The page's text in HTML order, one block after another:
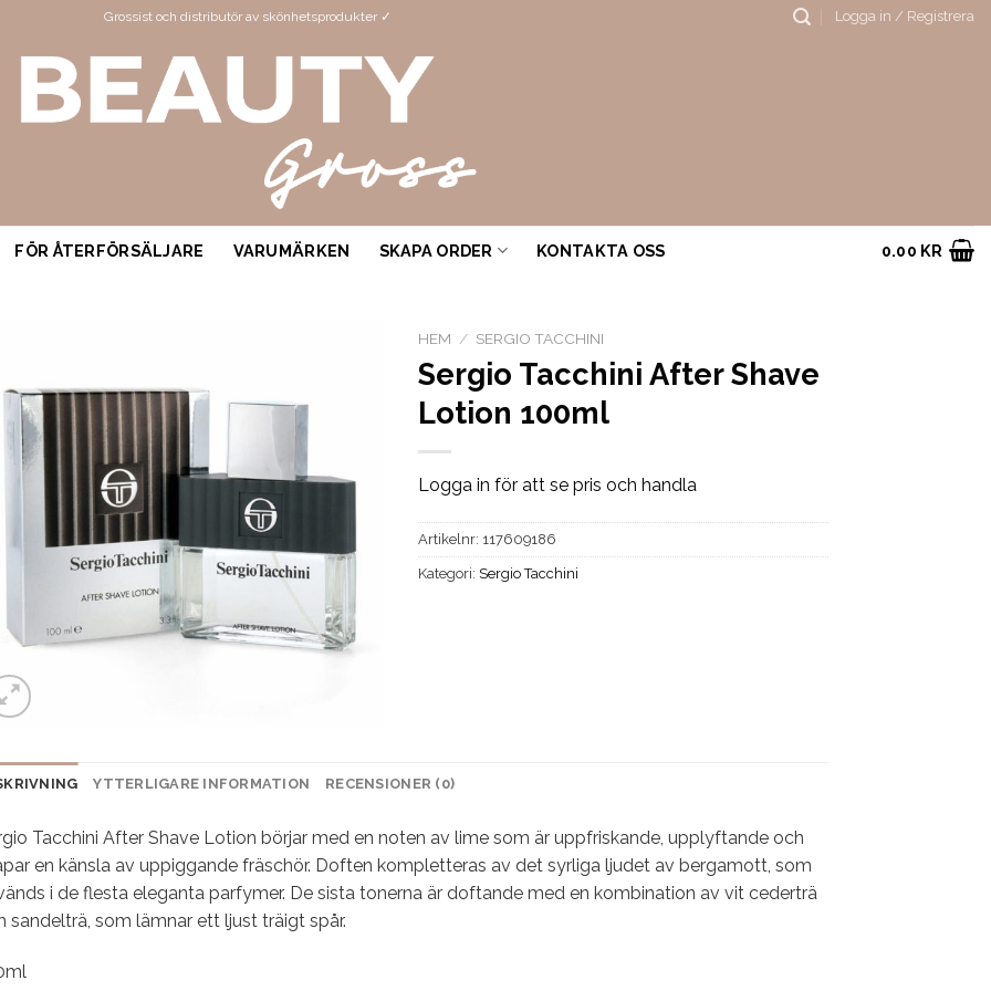
Grossist och distributör av skönhetsprodukter ✓ Logga in / Registrera
FÖR ÅTERFÖRSÄLJARE VARUMÄRKEN SKAPA ORDER KONTAKTA OSS 0.00 KR
HEM / SERGIO TACCHINI
Sergio Tacchini After Shave
Lotion 100ml
Logga in för att se pris och handla
Artikelnr: 117609186
Kategori: Sergio Tacchini
YTTERLIGARE INFORMATION RECENSIONER (0)
Tacchini After Shave Lotion börjar med en noten av lime som är uppfriskande, upplyftande och
en känsla av uppiggande fräschör. Doften kompletteras av det syrliga ljudet av bergamott, som
i de flesta eleganta parfymer. De sista tonerna är doftande med en kombination av vit cederträ
sandelträ, som lämnar ett ljust träigt spår.